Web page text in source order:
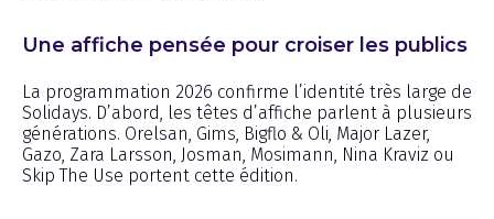
Une affiche pensée pour croiser les publics
La programmation 2026 confirme l’identité très large de
Solidays. D’abord, les têtes d’affiche parlent à plusieurs
générations. Orelsan, Gims, Bigflo & Oli, Major Lazer,
Gazo, Zara Larsson, Josman, Mosimann, Nina Kraviz ou
Skip The Use portent cette édition.